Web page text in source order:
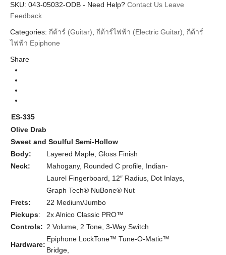
Additional information
Brands
Instrument
Body Types
SKU: 043-05032-ODB - Need Help? Contact Us Leave
Feedback
Categories: กีต้าร์ (Guitar), กีต้าร์ไฟฟ้า (Electric Guitar), กีต้าร์
ไฟฟ้า Epiphone
Share
ES-335
Olive Drab
Sweet and Soulful Semi-Hollow
Body:
Layered Maple, Gloss Finish
Neck:
Mahogany, Rounded C profile, Indian-
Laurel Fingerboard, 12″ Radius, Dot Inlays,
Graph Tech® NuBone® Nut
Frets:
22 Medium/Jumbo
Pickups:
2x Alnico Classic PRO™
Controls: 2 Volume, 2 Tone, 3-Way Switch
Hardware:
Epiphone LockTone™ Tune-O-Matic™
Bridge,